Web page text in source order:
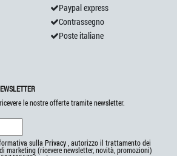
Paypal express
Contrassegno
Poste italiane
le nostre offerte tramite newsletter.
sulla Privacy , autorizzo il trattamento dei
marketing (ricevere newsletter, novità, promozioni)